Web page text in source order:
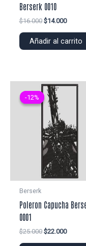
Berserk 0010
$16.000 El
original
$14.000El
actual
Añadir al carrito
-12%
-12%
Berserk
Poleron Capucha
0001
$25.000 El
$22.000El